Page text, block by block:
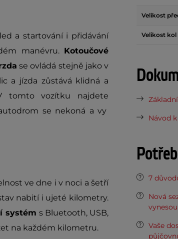
a startování i přidávání
manévru. Kotoučové
se ovládá stejně jako v
a jízda zůstává klidná a
tomto vozítku najdete
se nekoná a vy
ve dne i v noci a šetří
nabití i ujeté kilometry.
systém s Bluetooth, USB,
na každém kilometru.
Velikost
Velikost kol
Návod
7
Nová
Vaše